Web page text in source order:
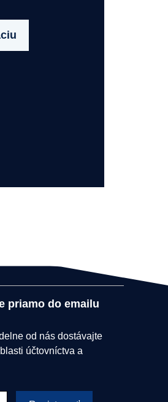
priamo do emailu
od nás dostávajte
účtovníctva a